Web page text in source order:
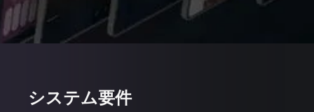
システム要件